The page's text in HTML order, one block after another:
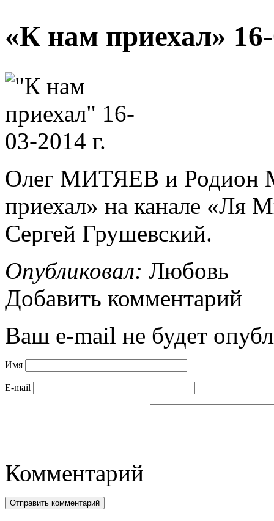
«К нам приехал» 16-
Олег МИТЯЕВ и Родион
приехал» на канале «Ля
Сергей Грушевский.
Опубликовал: Любовь
Добавить комментарий
Ваш e-mail не будет
Имя
E-mail
Комментарий